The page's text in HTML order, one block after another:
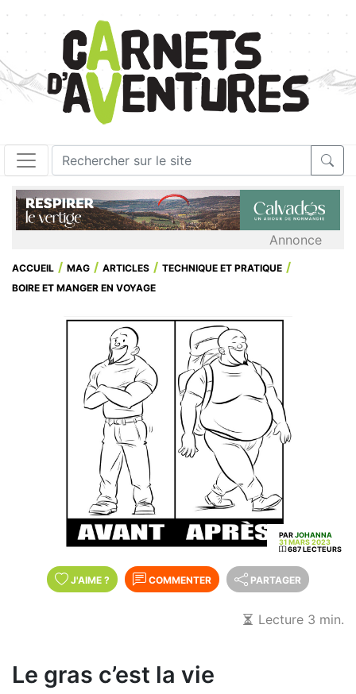
Annonce
ACCUEIL MAG ARTICLES
TECHNIQUE ET PRATIQUE
BOIRE ET MANGER EN VOYAGE
PARJOHANNA
31 MARS 2023
687 LECTEURS
J'AIME ? COMMENTER PARTAGER
Lecture 3 min.
Le gras c’est la vie